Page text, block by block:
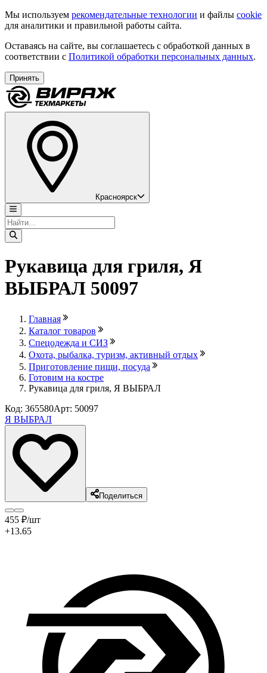
Мы используем рекомендательные технологии и файлы cookie
для аналитики и правильной работы сайта.
Оставаясь на сайте, вы соглашаетесь с обработкой данных в
соответствии с Политикой обработки персональных данных.
Принять
Красноярск
Рукавица для гриля, Я
ВЫБРАЛ 50097
Главная
Каталог товаров
Спецодежда и СИЗ
Охота, рыбалка, туризм, активный отдых
Приготовление пищи, посуда
Готовим на костре
Рукавица для гриля, Я ВЫБРАЛ
Код: 365580Арт: 50097
Я ВЫБРАЛ
Поделиться
455 ₽/шт
+13.65